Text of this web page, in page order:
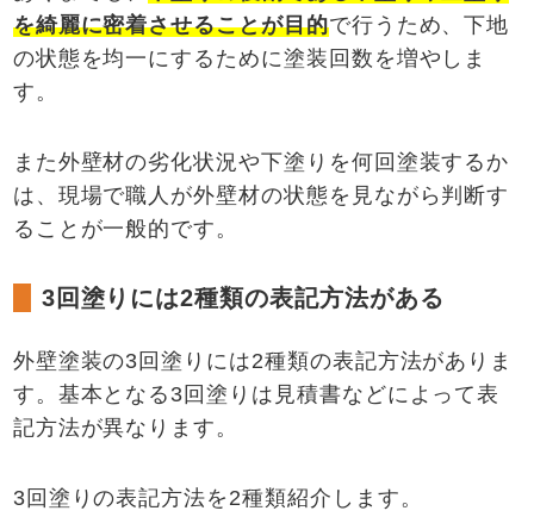
を綺麗に密着させることが目的で行うため、下地
の状態を均一にするために塗装回数を増やしま
す。
また外壁材の劣化状況や下塗りを何回塗装するか
は、現場で職人が外壁材の状態を見ながら判断す
ることが一般的です。
3回塗りには2種類の表記方法がある
外壁塗装の3回塗りには2種類の表記方法がありま
す。基本となる3回塗りは見積書などによって表
記方法が異なります。
3回塗りの表記方法を2種類紹介します。